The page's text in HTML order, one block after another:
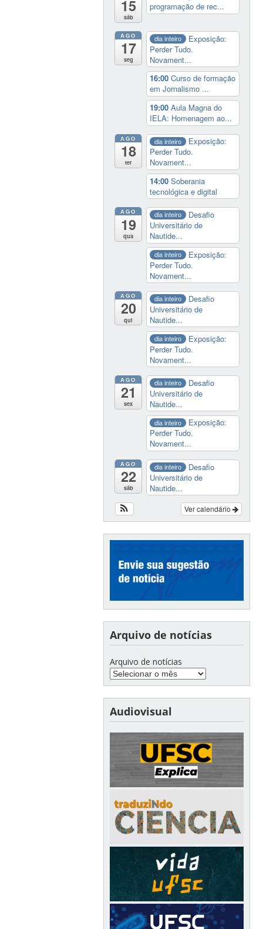
15
sáb
programação de rec...
AGO
17
seg
dia inteiro
Exposição:
Perder Tudo.
Novament...
16:00Curso de formação
em Jornalismo ...
19:00Aula Magna do
IELA: Homenagem ao...
AGO
18
ter
dia inteiro
Exposição:
Perder Tudo.
Novament...
14:00Soberania
tecnológica e digital
AGO
19
qua
dia inteiro
Desafio
Universitário de
Nautide...
dia inteiro
Exposição:
Perder Tudo.
Novament...
AGO
20
qui
dia inteiro
Desafio
Universitário de
Nautide...
dia inteiro
Exposição:
Perder Tudo.
Novament...
AGO
21
sex
dia inteiro
Desafio
Universitário de
Nautide...
dia inteiro
Exposição:
Perder Tudo.
Novament...
AGO
22
sáb
dia inteiro
Desafio
Universitário de
Nautide...
Ver calendário
Arquivo de notícias
Arquivo de notícias
Audiovisual